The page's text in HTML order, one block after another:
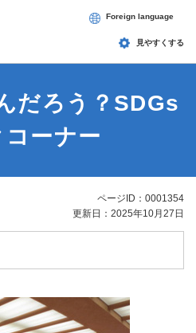
見やすくする
Foreign language
だろう？SDGs
ーナー
ページID：0001354
更新日：2025年10月27日